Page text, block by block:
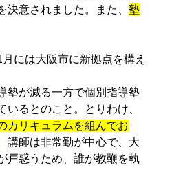
意されました。また、 塾
には大阪市に新拠点を構え
塾が減る一方で個別指導塾
るとのこと。とりわけ、
カリキュラムを組んでお
講師は非常勤が中心で、大
戸惑うため、誰が教鞭を執